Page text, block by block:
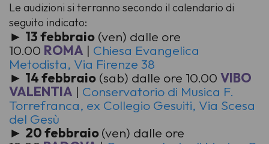
Le audizioni si terranno secondo il calendario di
seguito indicato:
► 13 febbraio (ven) dalle ore
10.00 ROMA | Chiesa Evangelica
Metodista, Via Firenze 38
► 14 febbraio (sab) dalle ore 10.00 VIBO
VALENTIA | Conservatorio di Musica F.
Torrefranca, ex Collegio Gesuiti, Via Scesa
del Gesù
► 20 febbraio(ven) dalle ore